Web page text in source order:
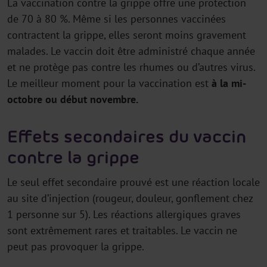
La vaccination contre la grippe offre une protection
de 70 à 80 %. Même si les personnes vaccinées
contractent la grippe, elles seront moins gravement
malades. Le vaccin doit être administré chaque année
et ne protège pas contre les rhumes ou d’autres virus.
Le meilleur moment pour la vaccination est à la mi-
octobre ou début novembre.
Effets secondaires du vaccin
contre la grippe
Le seul effet secondaire prouvé est une réaction locale
au site d’injection (rougeur, douleur, gonflement chez
1 personne sur 5). Les réactions allergiques graves
sont extrêmement rares et traitables. Le vaccin ne
peut pas provoquer la grippe.